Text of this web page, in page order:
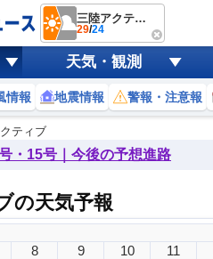
三陸アクティブ
29/24
天気・観測
情報 地震情報 警報・注意報
ティブ
・15号｜今後の予想進路
の天気予報
8 9 10 11